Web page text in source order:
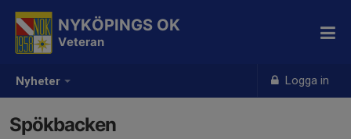
Nyheter Logga in
NYKÖPINGS OK
Veteran
Spökbacken